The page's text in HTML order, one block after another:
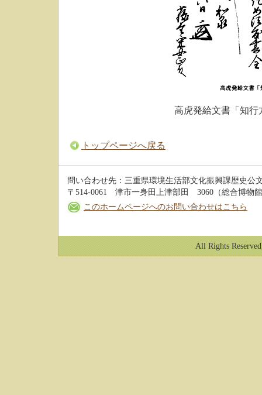
高虎発給文書「知行
トップページへ戻る
問い合わせ先：三重県環境生活部文化振興課歴史公
〒514-0061 津市一身田上津部田 3060（総合博物
このホームページへのお問い合わせはこちら
All Rights